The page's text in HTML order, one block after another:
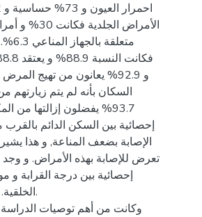
السكان بأنه لم يتم
93.7% يفضلون إزالتها
إحصائية بين السكن الدائم
الإصابة بضعف المناعة, و هذا
تعرض للإصابة بهذه الأمراض. و وجد
إحصائية بين درجة القرابة و
وكانت من أهم توصيات